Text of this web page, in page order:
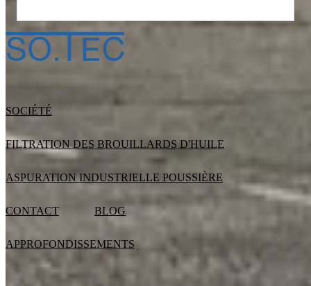
SOCIÉTÉ
FILTRATION DES BROUILLARDS D'HUILE
ASPURATION INDUSTRIELLE POUSSIÈRE
CONTACT BLOG
APPROFONDISSEMENTS